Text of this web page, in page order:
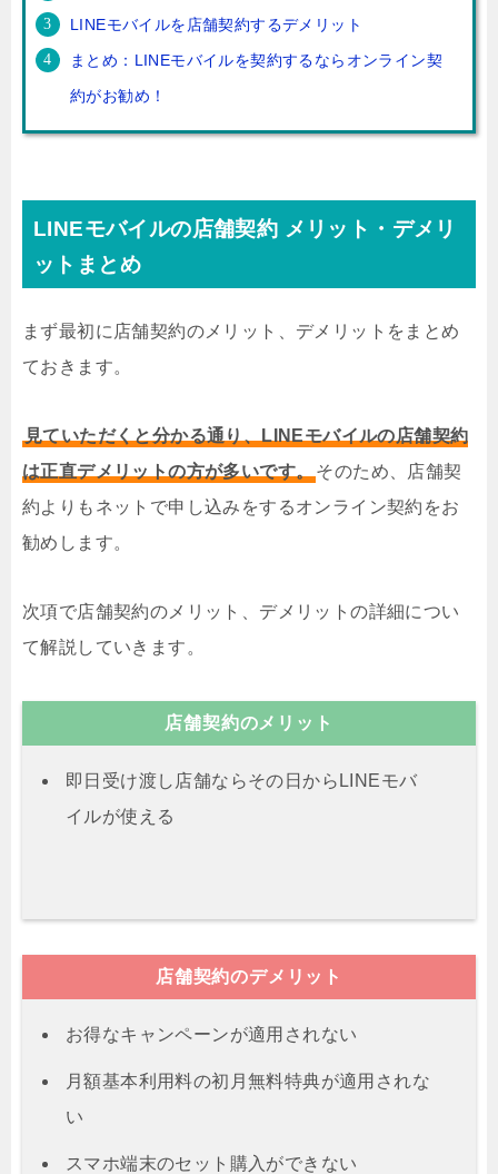
LINEモバイルを店舗契約するデメリット
まとめ：LINEモバイルを契約するならオンライン契
約がお勧め！
LINEモバイルの店舗契約 メリット・デメリ
ットまとめ
まず最初に店舗契約のメリット、デメリットをまとめ
ておきます。
見ていただくと分かる通り、LINEモバイルの店舗契約
は正直デメリットの方が多いです。
そのため、店舗契
約よりもネットで申し込みをするオンライン契約をお
勧めします。
次項で店舗契約のメリット、デメリットの詳細につい
て解説していきます。
店舗契約のメリット
即日受け渡し店舗ならその日からLINEモバ
イルが使える
店舗契約のデメリット
お得なキャンペーンが適用されない
月額基本利用料の初月無料特典が適用されな
い
スマホ端末のセット購入ができない